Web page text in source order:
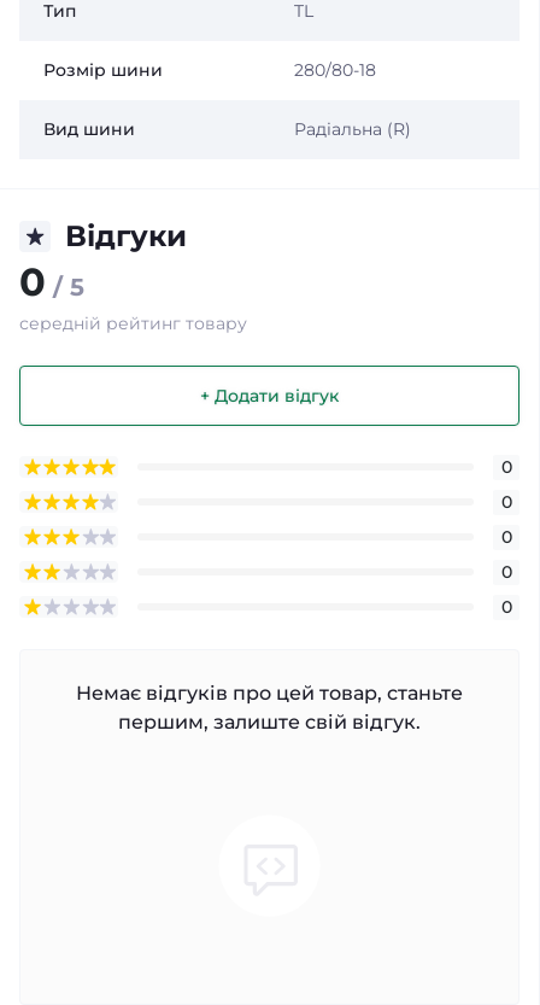
Тип TL
Розмір шини 280/80-18
Вид шини Радіальна (R)
Відгуки
0 / 5
середній рейтинг товару
+ Додати відгук
0
0
0
0
0
Немає відгуків про цей товар, станьте
першим, залиште свій відгук.